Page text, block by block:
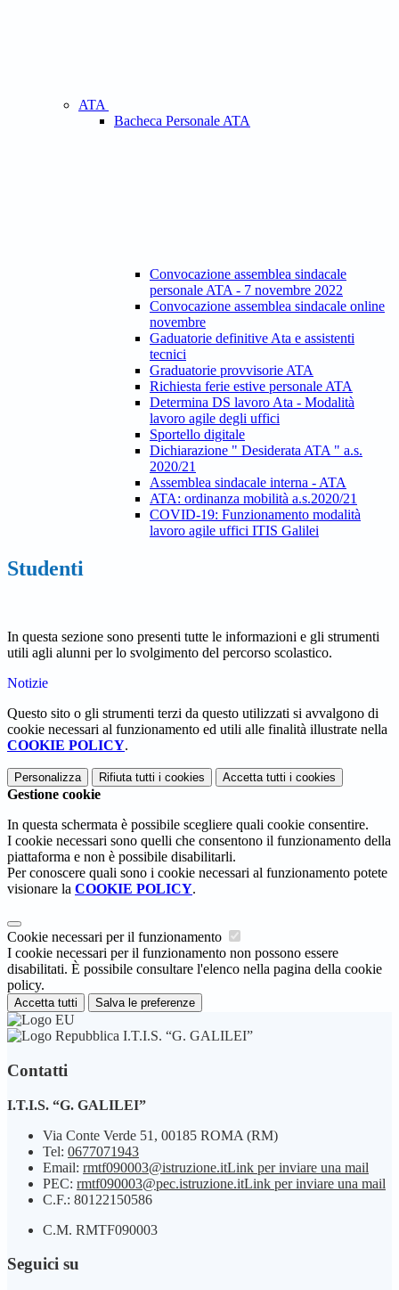
ATA
Bacheca Personale ATA
Convocazione assemblea sindacale
personale ATA - 7 novembre 2022
Convocazione assemblea sindacale online
novembre
Gaduatorie definitive Ata e assistenti
tecnici
Graduatorie provvisorie ATA
Richiesta ferie estive personale ATA
Determina DS lavoro Ata - Modalità
lavoro agile degli uffici
Sportello digitale
Dichiarazione " Desiderata ATA " a.s.
2020/21
Assemblea sindacale interna - ATA
ATA: ordinanza mobilità a.s.2020/21
COVID-19: Funzionamento modalità
lavoro agile uffici ITIS Galilei
Studenti
In questa sezione sono presenti tutte le informazioni e gli strumenti
utili agli alunni per lo svolgimento del percorso scolastico.
Notizie
Questo sito o gli strumenti terzi da questo utilizzati si avvalgono di
cookie necessari al funzionamento ed utili alle finalità illustrate nella
COOKIE POLICY.
Personalizza Rifiuta tutti i cookies Accetta tutti i cookies
Gestione cookie
In questa schermata è possibile scegliere quali cookie consentire.
I cookie necessari sono quelli che consentono il funzionamento della
piattaforma e non è possibile disabilitarli.
Per conoscere quali sono i cookie necessari al funzionamento potete
visionare la COOKIE POLICY.
Cookie necessari per il funzionamento
I cookie necessari per il funzionamento non possono essere
disabilitati. È possibile consultare l'elenco nella pagina della cookie
policy.
Accetta tutti Salva le preferenze
I.T.I.S. “G. GALILEI”
Contatti
I.T.I.S. “G. GALILEI”
Via Conte Verde 51, 00185 ROMA (RM)
Tel: 0677071943
Email: rmtf090003@istruzione.itLink per inviare una mail
PEC: rmtf090003@pec.istruzione.itLink per inviare una mail
C.F.: 80122150586
C.M. RMTF090003
Seguici su